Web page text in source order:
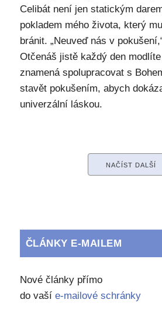
Celibát není jen statickým
pokladem mého života, který
bránit. „Neuveď nás v
Otčenáš jistě každý den
znamená spolupracovat s
stavět pokušením, abych
univerzální láskou.
NAČÍST DALŠÍ
ČLÁNKY E-MAILEM
Nové články přímo
do vaší e-mailové schránky